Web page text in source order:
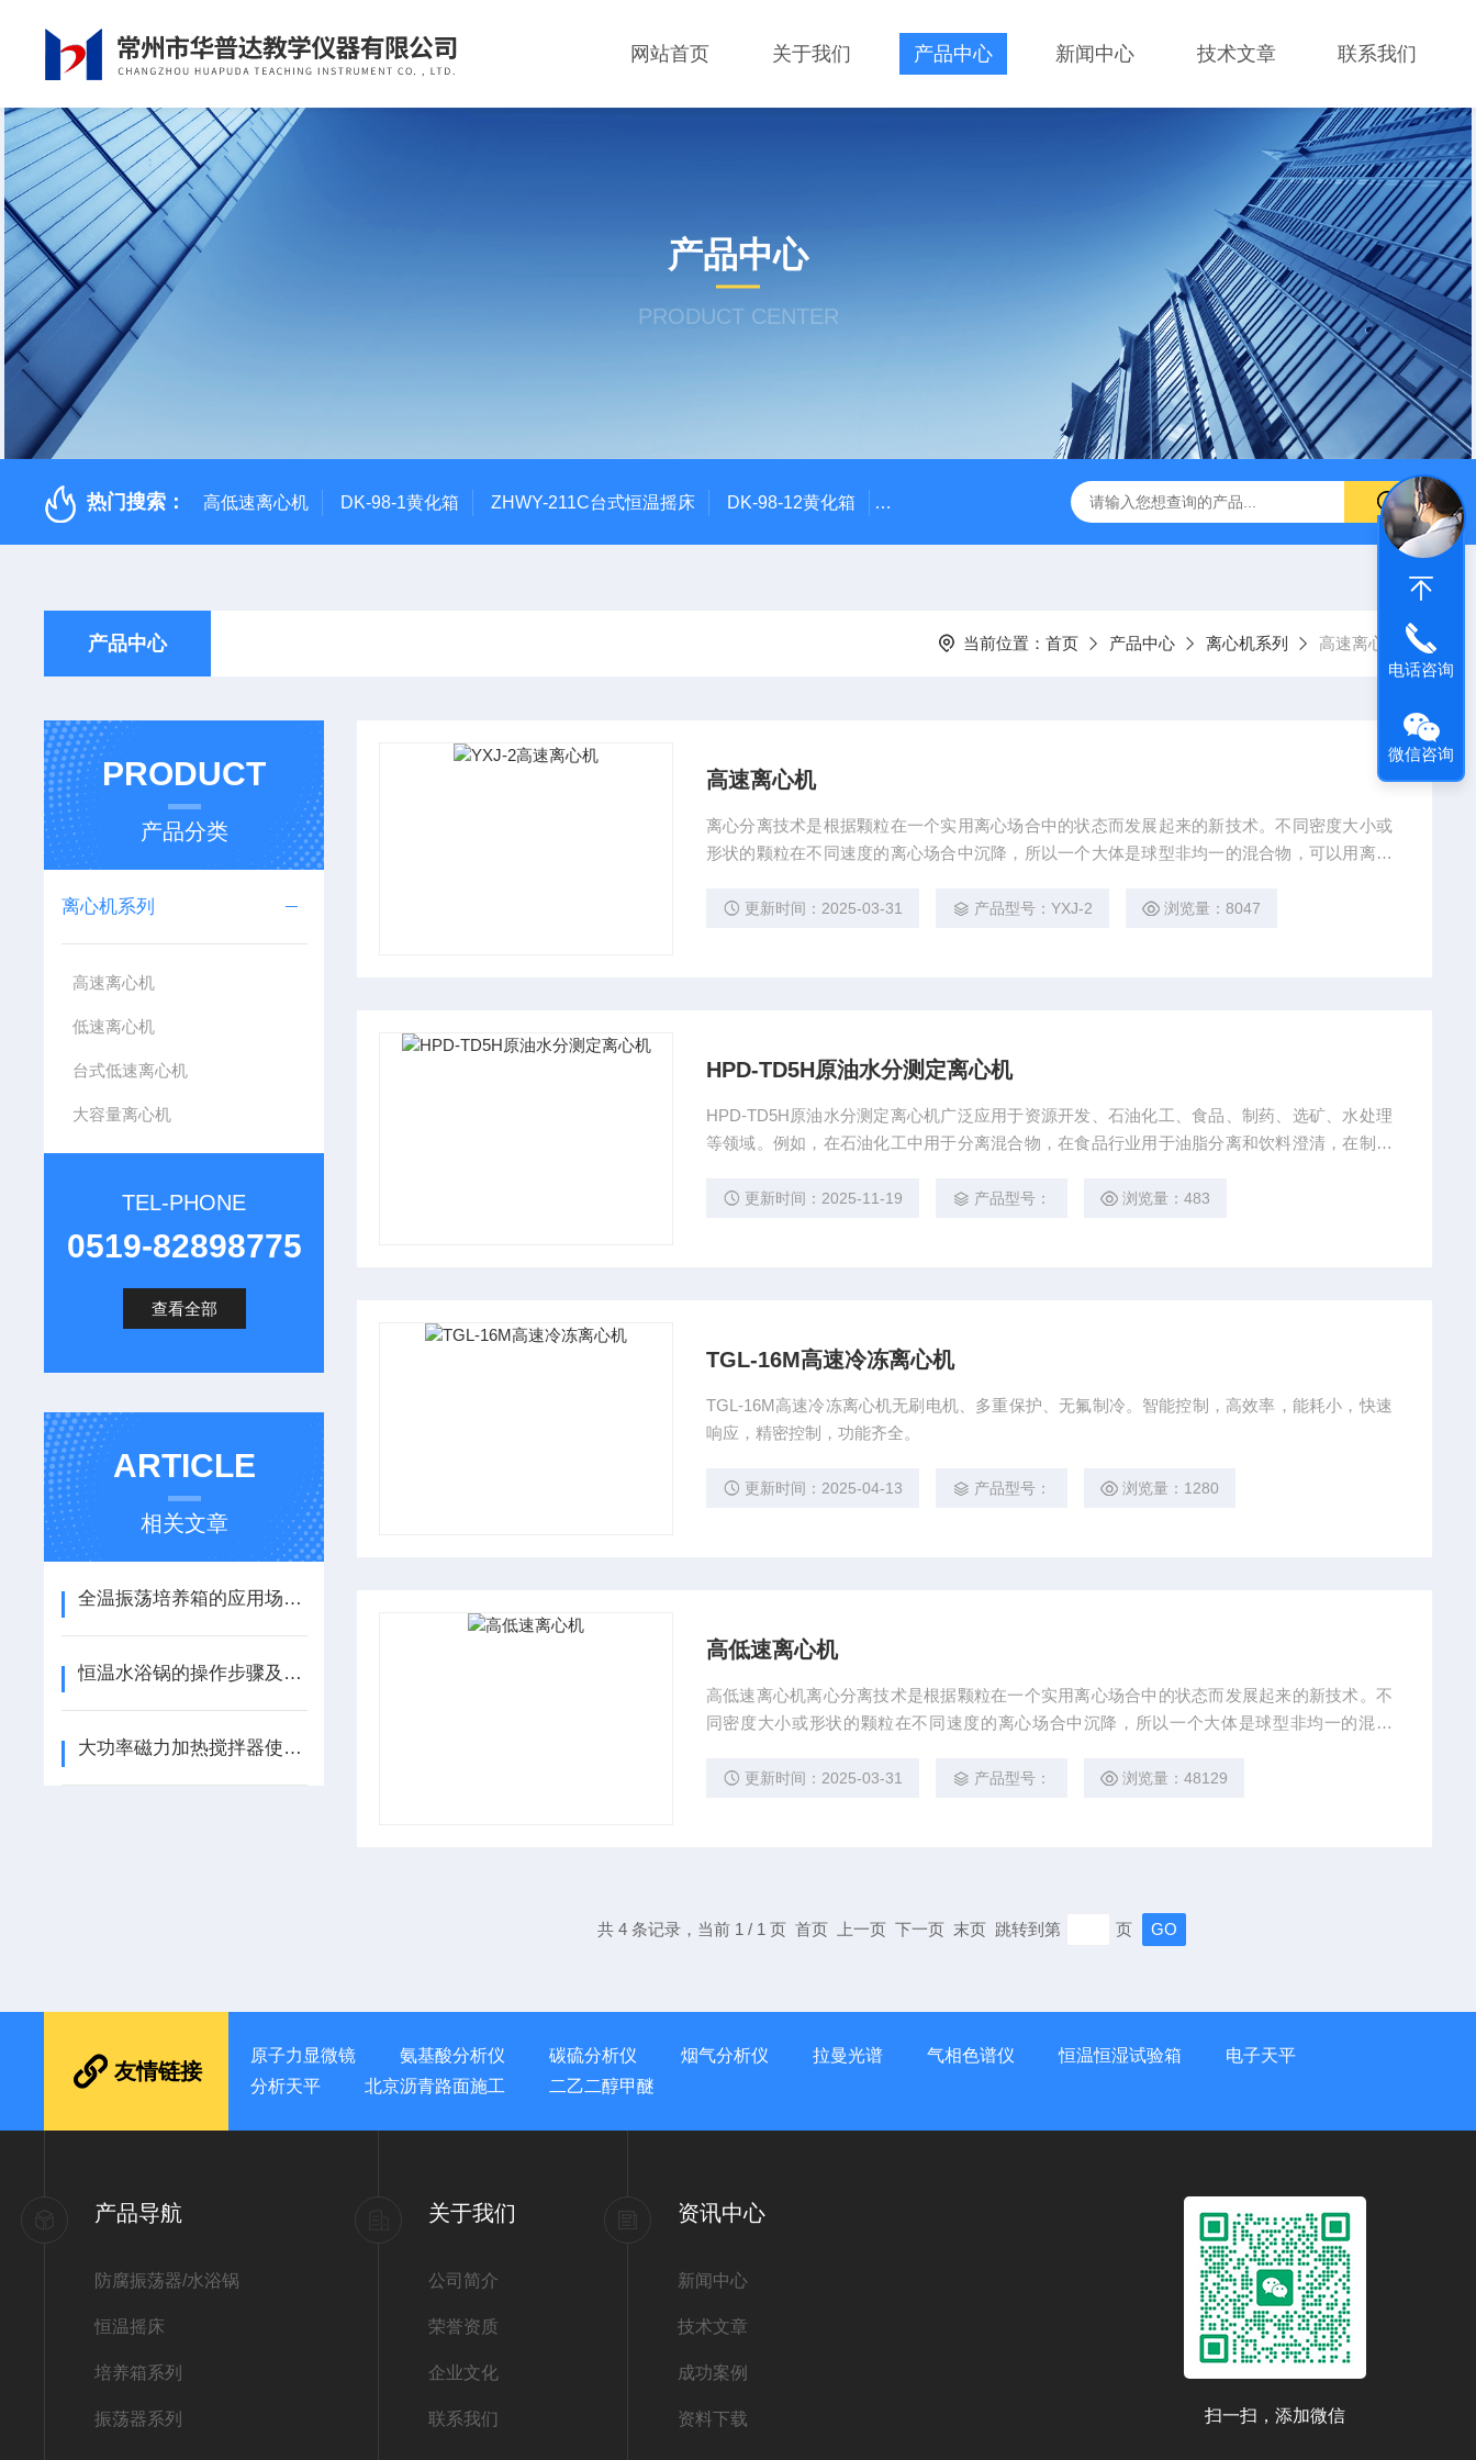
网站首页 关于我们 产品中心 新闻中心 技术文章 联系我们
产品中心
PRODUCT CENTER
热门搜索： 高低速离心机 DK-98-1黄化箱 ZHWY-211C台式恒温摇床 DK-98-12黄化箱 THZ-82回旋水浴恒温振荡器 80-2A低速离心机 YXJ-2高速离心机
产品中心 当前位置： 首页 产品中心 离心机系列 高速离心机
PRODUCT
产品分类
离心机系列
高速离心机
低速离心机
台式低速离心机
大容量离心机
TEL-PHONE
0519-82898775
查看全部
ARTICLE
相关文章
全温振荡培养箱的应用场景：科研与工业的多元化需求
恒温水浴锅的操作步骤及使用注意事项
大功率磁力加热搅拌器使用说明
高速离心机
离心分离技术是根据颗粒在一个实用离心场合中的状态而发展起来的新技术。不同密度大小或
形状的颗粒在不同速度的离心场合中沉降，所以一个大体是球型非均一的混合物，可以用离心
离血浆，从这些纯化的制剂中分离DNA和蛋白质，并可分离出病毒以及大规模大肠杆菌，严细
更新时间：2025-03-31 产品型号：YXJ-2 浏览量：8047
HPD-TD5H原油水分测定离心机
HPD-TD5H原油水分测定离心机广泛应用于资源开发、石油化工、食品、制药、选矿、水处理
等领域。例如，在石油化工中用于分离混合物，在食品行业用于油脂分离和饮料澄清，在制药
更新时间：2025-11-19 产品型号： 浏览量：483
TGL-16M高速冷冻离心机
TGL-16M高速冷冻离心机无刷电机、多重保护、无氟制冷。智能控制，高效率，能耗小，快速
响应，精密控制，功能齐全。
更新时间：2025-04-13 产品型号： 浏览量：1280
高低速离心机
高低速离心机离心分离技术是根据颗粒在一个实用离心场合中的状态而发展起来的新技术。不
同密度大小或形状的颗粒在不同速度的离心场合中沉降，所以一个大体是球型非均一的混合
如收集细胞，分离血浆，从这些纯化的制剂中分离DNA和蛋白质，并可分离出病毒以及大规模
更新时间：2025-03-31 产品型号： 浏览量：48129
共 4 条记录，当前 1 / 1 页 首页 上一页 下一页 末页 跳转到第 页
友情链接
原子力显微镜 氨基酸分析仪 碳硫分析仪 烟气分析仪 拉曼光谱 气相色谱仪 恒温恒湿试验箱
电子天平
分析天平
北京沥青路面施工 二乙二醇甲醚
产品导航
防腐振荡器/水浴锅
恒温摇床
培养箱系列
振荡器系列
关于我们
公司简介
荣誉资质
企业文化
联系我们
资讯中心
新闻中心
技术文章
成功案例
资料下载 扫一扫，添加微信
电话咨询
微信咨询